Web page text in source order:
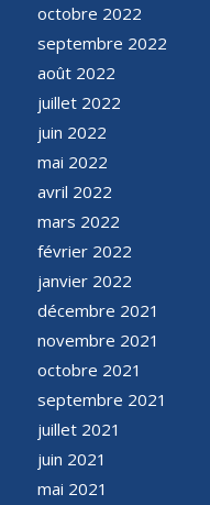
octobre 2022
septembre 2022
août 2022
juillet 2022
juin 2022
mai 2022
avril 2022
mars 2022
février 2022
janvier 2022
décembre 2021
novembre 2021
octobre 2021
septembre 2021
juillet 2021
juin 2021
mai 2021